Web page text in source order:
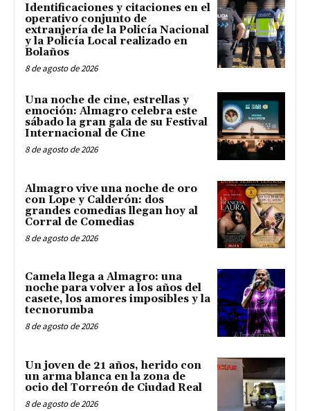
Identificaciones y citaciones en el
operativo conjunto de
extranjería de la Policía Nacional
y la Policía Local realizado en
Bolaños
8 de agosto de 2026
Una noche de cine, estrellas y
emoción: Almagro celebra este
sábado la gran gala de su Festival
Internacional de Cine
8 de agosto de 2026
Almagro vive una noche de oro
con Lope y Calderón: dos
grandes comedias llegan hoy al
Corral de Comedias
8 de agosto de 2026
Camela llega a Almagro: una
noche para volver a los años del
casete, los amores imposibles y la
tecnorumba
8 de agosto de 2026
Un joven de 21 años, herido con
un arma blanca en la zona de
ocio del Torreón de Ciudad Real
8 de agosto de 2026